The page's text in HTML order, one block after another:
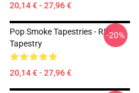
20,14 € - 27,96 €
Pop Smoke Tapestries - RIP
Tapestry
20,14 € - 27,96 €
-20%